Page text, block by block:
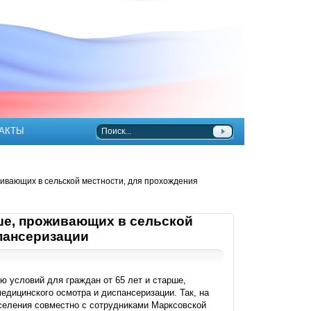
в сельской местности, для прохождения
проживающих в сельской
условий для граждан от 65 лет и старше,
осмотра и диспансеризации. Так, на
совместно с сотрудниками Марксовской